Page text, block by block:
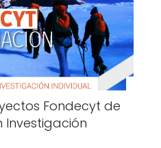
Fondecyt de
Investigación